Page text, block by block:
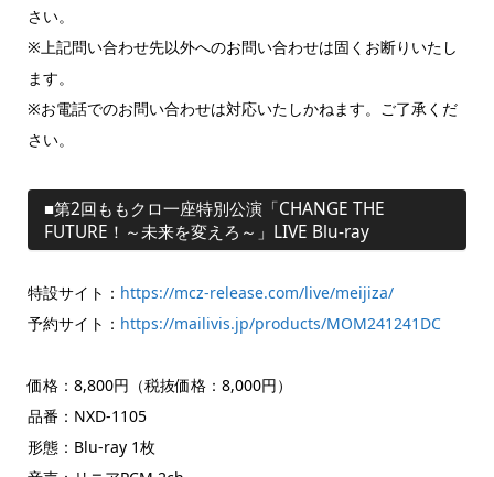
さい。
※上記問い合わせ先以外へのお問い合わせは固くお断りいたし
ます。
※お電話でのお問い合わせは対応いたしかねます。ご了承くだ
さい。
■第2回ももクロ一座特別公演「CHANGE THE
FUTURE！～未来を変えろ～」LIVE Blu-ray
特設サイト： https://mcz-release.com/live/meijiza/
予約サイト： https://mailivis.jp/products/MOM241241DC
価格：8,800円（税抜価格：8,000円）
品番：NXD-1105
形態：Blu-ray 1枚